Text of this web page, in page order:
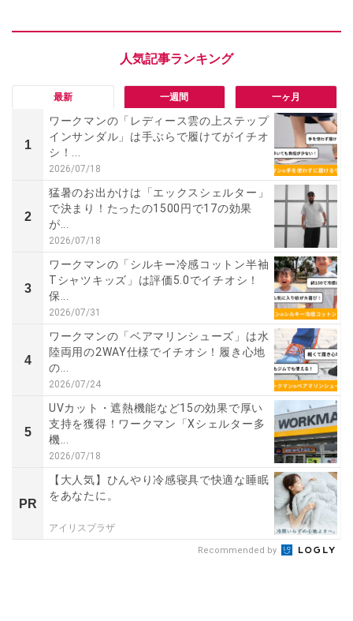
最新 一週間 一ヶ月
1
ワークマンの「レディース雲の上ステップ
インサンダル」は手ぶらで履けてがイチオ
シ！...
2026/07/18
2
猛暑のお出かけは「エックスシェルター」
で決まり！たったの1500円で17の効果
が...
2026/07/18
3
ワークマンの「シルキー冷感コットン半袖
Tシャツキッズ」は評価5.0でイチオシ！
保...
2026/07/31
4
ワークマンの「ベアマリンシューズ」は水
陸両用の2WAY仕様でイチオシ！履き心地
の...
2026/07/24
5
UVカット・遮熱機能など15の効果で厚い
支持を獲得！ワークマン「Xシェルター多
機...
2026/07/18
PR
【大人気】ひんやり冷感寝具で快適な睡眠
をあなたに。
アイリスプラザ
Recommended by